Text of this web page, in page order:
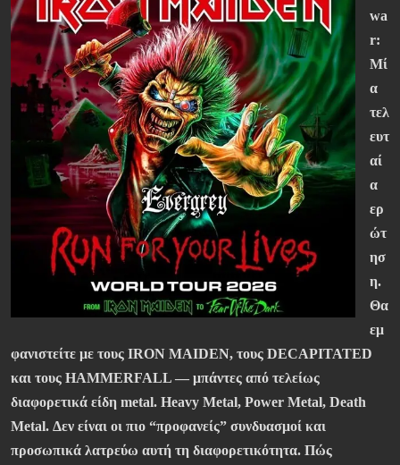
wa
r:
Μί
α
τελ
ευτ
αί
α
ερ
ώτ
ησ
η.
Θα
εμ
φανιστείτε με τους IRON MAIDEN, τους DECAPITATED
και τους HAMMERFALL — μπάντες από τελείως
διαφορετικά είδη metal. Heavy Metal, Power Metal, Death
Metal. Δεν είναι οι πιο “προφανείς” συνδυασμοί και
προσωπικά λατρεύω αυτή τη διαφορετικότητα. Πώς